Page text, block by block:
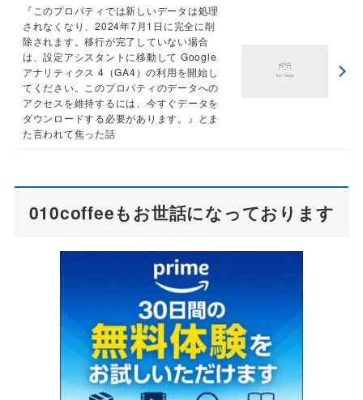
『このプロパティでは新しいデータは処理
されなくなり、2024年7月1日に完全に削
除されます。移行が完了していない場合
は、設定アシスタントに移動して Google
アナリティクス 4（GA4）の利用を開始し
てください。このプロパティのデータへの
アクセスを維持するには、今すぐデータを
ダウンロードする必要があります。』とま
た言われて焦った話
010coffeeもお世話になっております